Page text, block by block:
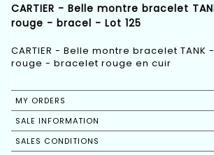
CARTIER - Belle montre bracelet
rouge - bracel - Lot 125
CARTIER - Belle montre bracelet TANK
rouge - bracelet rouge en cuir
MY ORDERS
SALE INFORMATION
SALES CONDITIONS